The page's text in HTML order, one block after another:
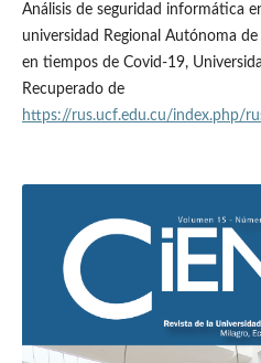
Análisis de seguridad informática
universidad Regional Autónoma
en tiempos de Covid-19,
Recuperado de
https://rus.ucf.edu.cu/index.php/